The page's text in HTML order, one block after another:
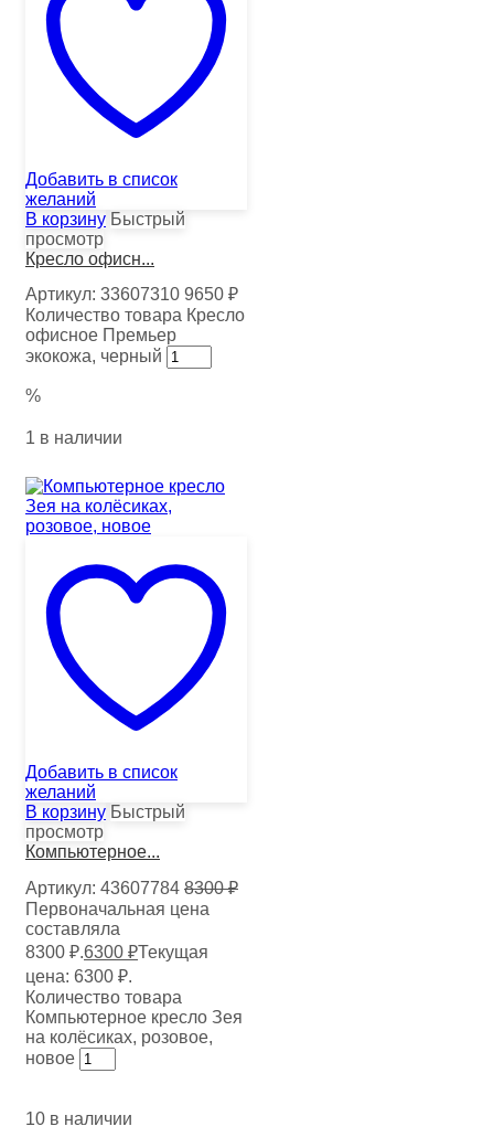
Добавить в список
желаний
В корзину Быстрый
просмотр
Кресло офисн...
Артикул: 33607310 9650 ₽
Количество товара Кресло
офисное Премьер
экокожа, черный
%
1 в наличии
Добавить в список
желаний
В корзину Быстрый
просмотр
Компьютерное...
Артикул: 43607784 8300₽
Первоначальная цена
составляла
8300 ₽.6300 ₽Текущая
цена: 6300 ₽.
Количество товара
Компьютерное кресло Зея
на колёсиках, розовое,
новое
10 в наличии